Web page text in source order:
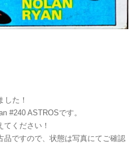
した！
#240 ASTROSです。
ください！
品ですので、状態は写真にてご確認